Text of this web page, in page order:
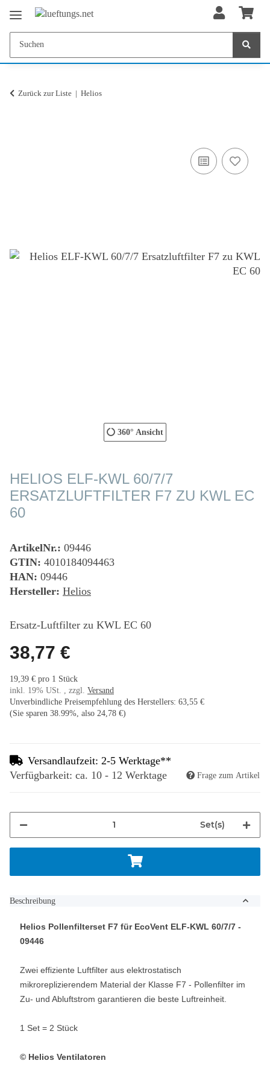
Zurück zur Liste Helios
360° Ansicht
HELIOS ELF-KWL 60/7/7
ERSATZLUFTFILTER F7 ZU KWL EC
60
ArtikelNr.: 09446
GTIN: 4010184094463
HAN: 09446
Hersteller: Helios
Ersatz-Luftfilter zu KWL EC 60
38,77 €
19,39 € pro 1 Stück
inkl. 19% USt. , zzgl. Versand
Unverbindliche Preisempfehlung des Herstellers: 63,55 €
(Sie sparen 38.99% , also 24,78 €)
Versandlaufzeit: 2-5 Werktage**
Verfügbarkeit: ca. 10 - 12 Werktage
Frage zum Artikel
Set(s)
Beschreibung
Helios Pollenfilterset F7 für EcoVent ELF-KWL 60/7/7 -
09446
Zwei effiziente Luftfilter aus elektrostatisch
mikroreplizierendem Material der Klasse F7 - Pollenfilter im
Zu- und Abluftstrom garantieren die beste Luftreinheit.
1 Set = 2 Stück
© Helios Ventilatoren